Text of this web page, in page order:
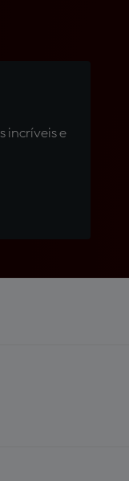
incríveis e